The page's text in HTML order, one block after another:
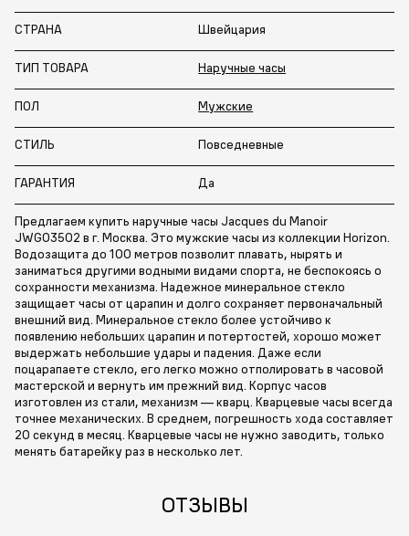
СТРАНА Швейцария
ТИП ТОВАРА Наручные часы
ПОЛ Мужские
СТИЛЬ Повседневные
ГАРАНТИЯ Да
Предлагаем купить наручные часы Jacques du Manoir
JWG03502 в г. Москва. Это мужские часы из коллекции Horizon.
Водозащита до 100 метров позволит плавать, нырять и
заниматься другими водными видами спорта, не беспокоясь о
сохранности механизма. Надежное минеральное стекло
защищает часы от царапин и долго сохраняет первоначальный
внешний вид. Минеральное стекло более устойчиво к
появлению небольших царапин и потертостей, хорошо может
выдержать небольшие удары и падения. Даже если
поцарапаете стекло, его легко можно отполировать в часовой
мастерской и вернуть им прежний вид. Корпус часов
изготовлен из стали, механизм — кварц. Кварцевые часы всегда
точнее механических. В среднем, погрешность хода составляет
20 секунд в месяц. Кварцевые часы не нужно заводить, только
менять батарейку раз в несколько лет.
ОТЗЫВЫ